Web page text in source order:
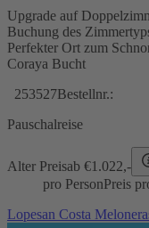
Upgrade auf
Buchung des
Perfekter Ort zum
Coraya Bucht
253527Bestellnr.:
Pauschalreise
Alter Preisab €1.022,-
pro PersonPreis
Lopesan Costa